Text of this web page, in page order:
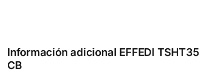
Información adicional EFFEDI TSHT35
CB